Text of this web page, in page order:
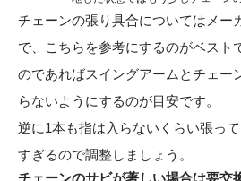
チェーンの張り具合についてはメー
で、こちらを参考にするのがベスト
のであればスイングアームとチェー
らないようにするのが目安です。
逆に1本も指は入らないくらい張っ
すぎるので調整しましょう。
チェーンのサビが著しい場合は要交